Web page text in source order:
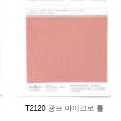
T2120 광포 마이크로 튤